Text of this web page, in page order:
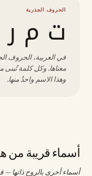
الحروف الجذرية
ت م ر
في العربية، الحروف
معناها. وكل كلمة تُبنى
وهذا الاسم واحدٌ منها.
أسماء قريبة من
أسماء أخرى بالروح ذاتها —